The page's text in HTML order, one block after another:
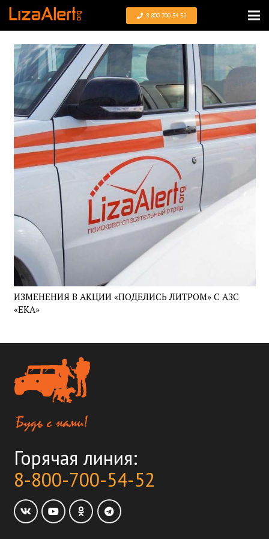
8 800 700 54 52
ИЗМЕНЕНИЯ В АКЦИИ «ПОДЕЛИСЬ ЛИТРОМ» С АЗС
«ЕКА»
Горячая линия:
8-800-700-54-52